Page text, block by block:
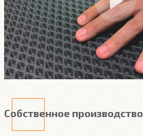
Собственное производство